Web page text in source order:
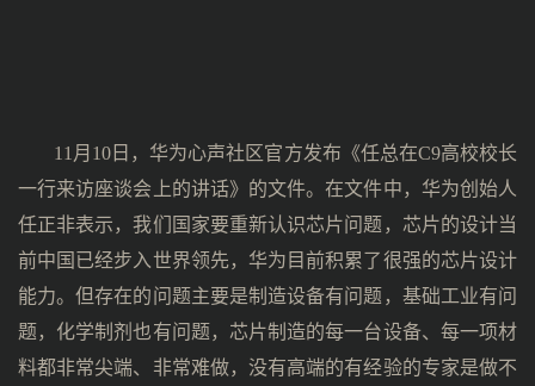
11月10日，华为心声社区官方发布《任总在C9高校校长
一行来访座谈会上的讲话》的文件。在文件中，华为创始人
任正非表示，我们国家要重新认识芯片问题，芯片的设计当
前中国已经步入世界领先，华为目前积累了很强的芯片设计
能力。但存在的问题主要是制造设备有问题，基础工业有问
题，化学制剂也有问题，芯片制造的每一台设备、每一项材
料都非常尖端、非常难做，没有高端的有经验的专家是做不